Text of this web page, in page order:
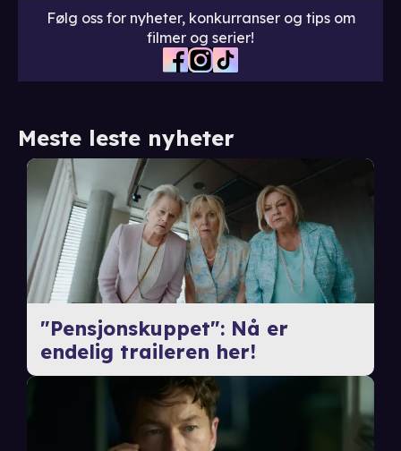
Følg oss for nyheter, konkurranser og tips om
filmer og serier!
Meste leste nyheter
"Pensjonskuppet": Nå er
endelig traileren her!